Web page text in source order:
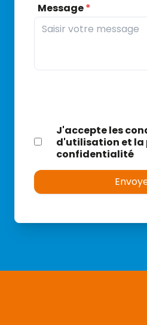
Message*
J'accepte les
d'utilisation et la
confidentialité